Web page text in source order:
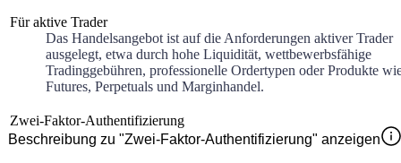
Für aktive Trader
Das Handelsangebot ist auf die Anforderungen aktiver Trader
ausgelegt, etwa durch hohe Liquidität, wettbewerbsfähige
Tradinggebühren, professionelle Ordertypen oder Produkte
Futures, Perpetuals und Marginhandel.
Zwei-Faktor-Authentifizierung
Beschreibung zu "Zwei-Faktor-Authentifizierung" anzeigen